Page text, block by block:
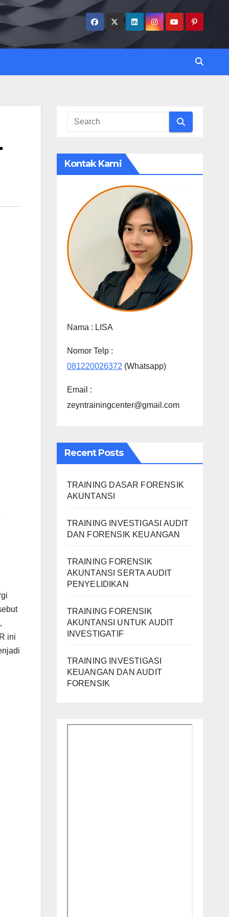
ini
Kontak Kami
Nama : LISA
Nomor Telp :
081220026372 (Whatsapp)
Email :
zeyntrainingcenter@gmail.com
Recent Posts
TRAINING DASAR FORENSIK
AKUNTANSI
TRAINING INVESTIGASI AUDIT
DAN FORENSIK KEUANGAN
TRAINING FORENSIK
AKUNTANSI SERTA AUDIT
PENYELIDIKAN
TRAINING FORENSIK
AKUNTANSI UNTUK AUDIT
INVESTIGATIF
TRAINING INVESTIGASI
KEUANGAN DAN AUDIT
FORENSIK